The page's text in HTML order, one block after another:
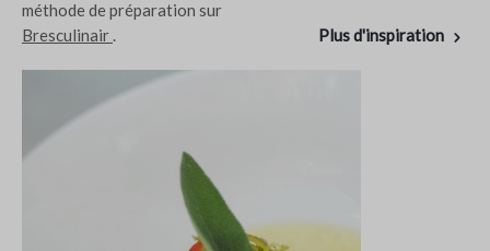
méthode de préparation sur
Bresculinair . Plus d'inspiration